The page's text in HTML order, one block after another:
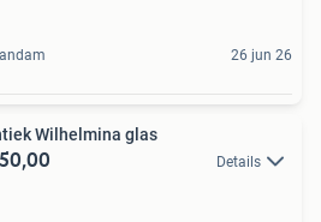
26 jun 26
Wilhelmina glas
Details